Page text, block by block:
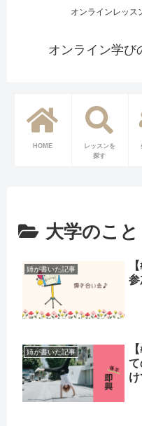
オンラインレッス
オンライン学び
HOME
レッスンを
探す
大学のこと
姉が書いた記事
参
姉が書いた記事
て
け